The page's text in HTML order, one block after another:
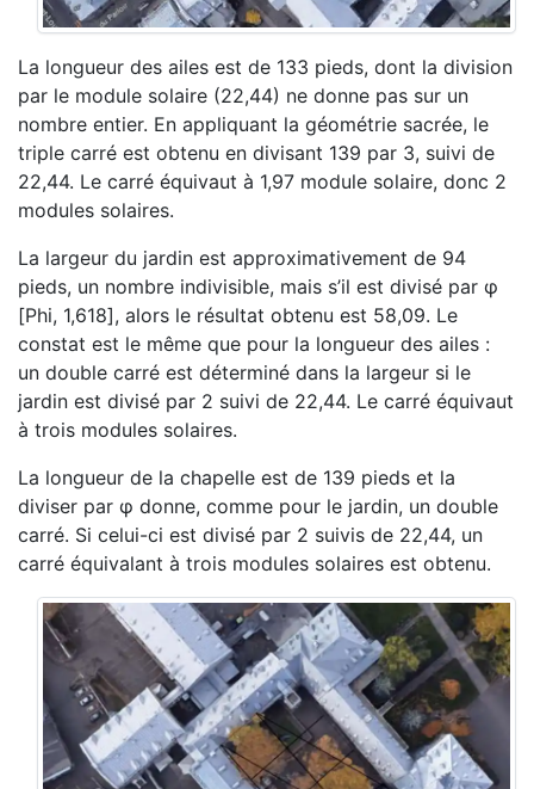
La longueur des ailes est de 133 pieds, dont la division
par le module solaire (22,44) ne donne pas sur un
nombre entier. En appliquant la géométrie sacrée, le
triple carré est obtenu en divisant 139 par 3, suivi de
22,44. Le carré équivaut à 1,97 module solaire, donc 2
modules solaires.
La largeur du jardin est approximativement de 94
pieds, un nombre indivisible, mais s’il est divisé par φ
[Phi, 1,618], alors le résultat obtenu est 58,09. Le
constat est le même que pour la longueur des ailes :
un double carré est déterminé dans la largeur si le
jardin est divisé par 2 suivi de 22,44. Le carré équivaut
à trois modules solaires.
La longueur de la chapelle est de 139 pieds et la
diviser par φ donne, comme pour le jardin, un double
carré. Si celui-ci est divisé par 2 suivis de 22,44, un
carré équivalant à trois modules solaires est obtenu.